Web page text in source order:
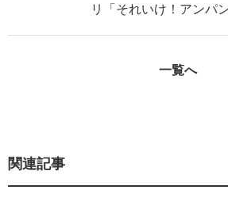
リ「それいけ！アンパ
一覧へ
関連記事